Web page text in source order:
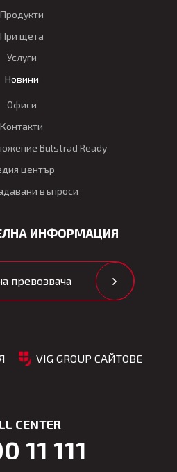
Продукти
При щета
Услуги
Новини
Офиси
Контакти
Bulstrad Ready
център
въпроси
ИНФОРМАЦИЯ
превозвача
VIG GROUP САЙТОВЕ
CENTER
11 111